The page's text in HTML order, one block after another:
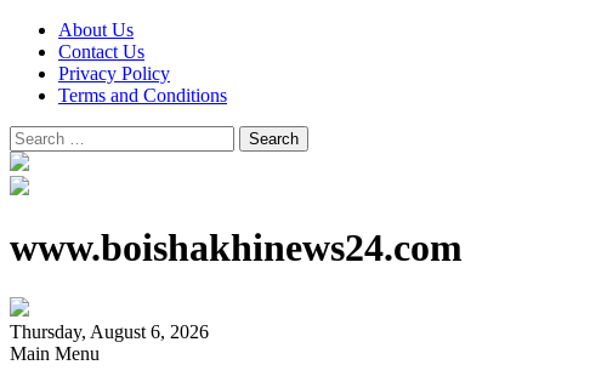
About Us
Contact Us
Privacy Policy
Terms and Conditions
Search
for:
www.boishakhinews24.com
Thursday, August 6, 2026
Main Menu